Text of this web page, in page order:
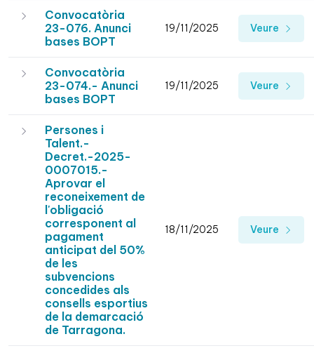
Convocatòria
23-076. Anunci
bases BOPT
19/11/2025 Veure
Convocatòria
23-074.- Anunci
bases BOPT
19/11/2025 Veure
Persones i
Talent.-
Decret.-2025-
0007015.-
Aprovar el
reconeixement de
l'obligació
corresponent al
pagament
anticipat del 50%
de les
subvencions
concedides als
consells esportius
de la demarcació
de Tarragona.
18/11/2025 Veure